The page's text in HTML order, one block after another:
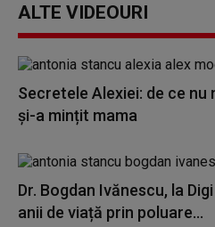
ALTE VIDEOURI
Secretele Alexiei: de ce nu
și-a mințit mama
Dr. Bogdan Ivănescu, la
anii de viață prin poluare...